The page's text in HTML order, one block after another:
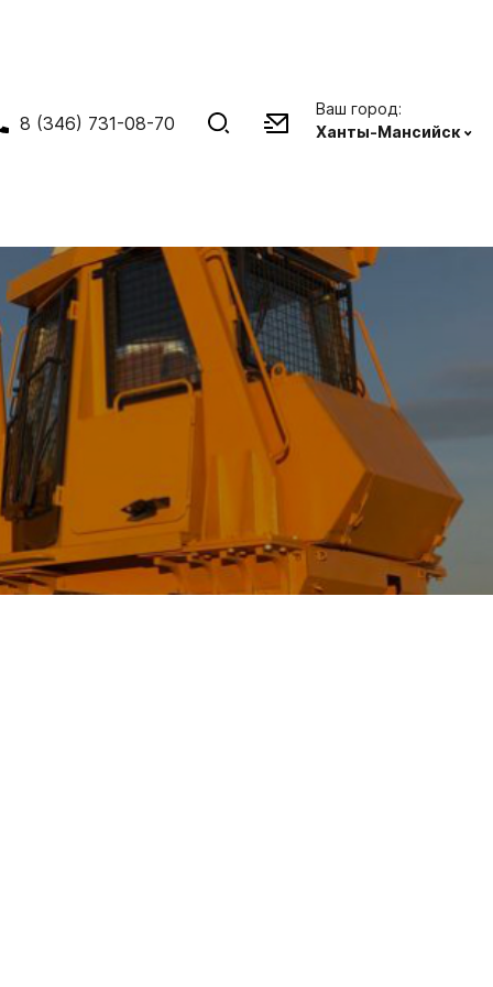
8 (346) 731-08-70
Ваш город:
Ханты-Мансийск